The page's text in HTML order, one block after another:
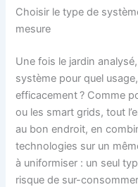
Choisir le type de
mesure
Une fois le jardin
système pour quel
efficacement ? Comme
ou les smart grids, tout
au bon endroit, en
technologies sur un
à uniformiser : un seul
risque de sur-